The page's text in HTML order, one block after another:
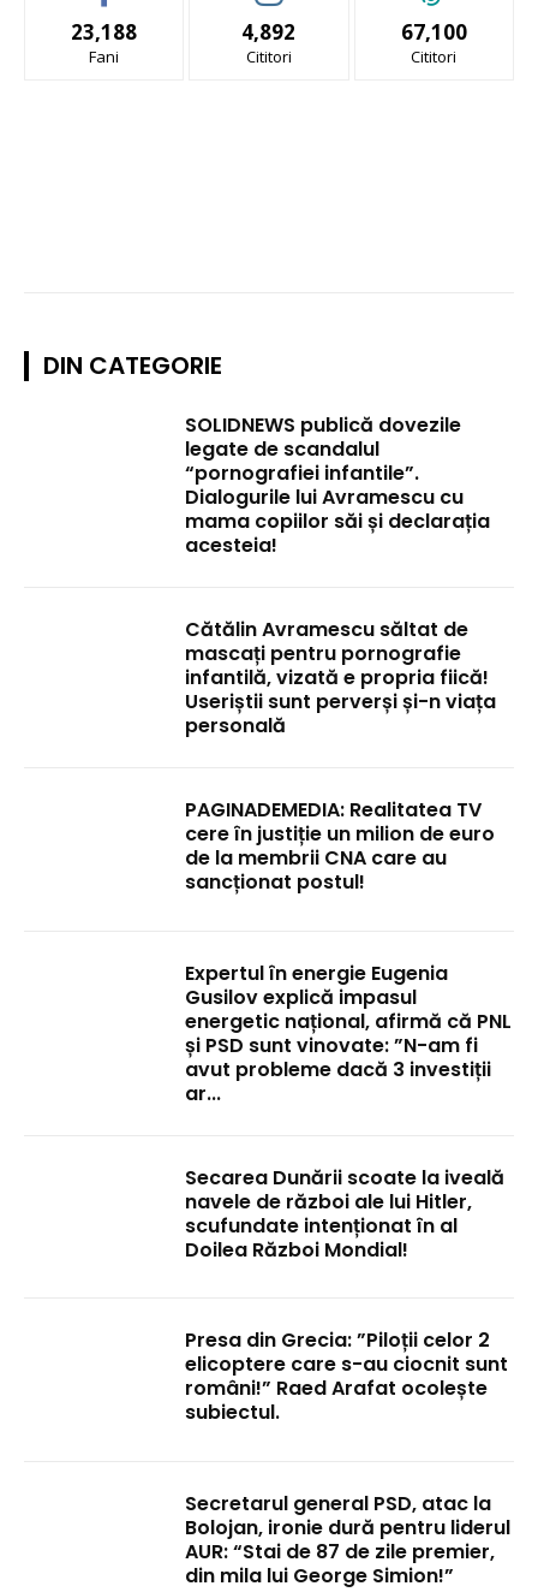
23,188
Fani
4,892
Cititori
67,100
Cititori
DIN CATEGORIE
SOLIDNEWS publică dovezile
legate de scandalul
“pornografiei infantile”.
Dialogurile lui Avramescu cu
mama copiilor săi și declarația
acesteia!
Cătălin Avramescu săltat de
mascați pentru pornografie
infantilă, vizată e propria fiică!
Useriștii sunt perverși și-n viața
personală
PAGINADEMEDIA: Realitatea TV
cere în justiție un milion de euro
de la membrii CNA care au
sancționat postul!
Expertul în energie Eugenia
Gusilov explică impasul
energetic național, afirmă că PNL
și PSD sunt vinovate: ”N-am fi
avut probleme dacă 3 investiții
ar...
Secarea Dunării scoate la iveală
navele de război ale lui Hitler,
scufundate intenționat în al
Doilea Război Mondial!
Presa din Grecia: ”Piloții celor 2
elicoptere care s-au ciocnit sunt
români!” Raed Arafat ocolește
subiectul.
Secretarul general PSD, atac la
Bolojan, ironie dură pentru liderul
AUR: “Stai de 87 de zile premier,
din mila lui George Simion!”